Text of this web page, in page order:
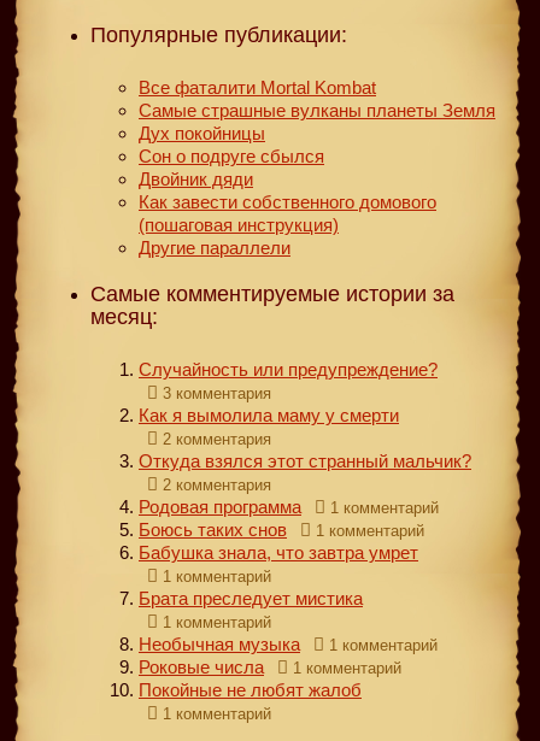
Популярные публикации:
Все фаталити Mortal Kombat
Самые страшные вулканы планеты Земля
Дух покойницы
Сон о подруге сбылся
Двойник дяди
Как завести собственного домового
(пошаговая инструкция)
Другие параллели
Самые комментируемые истории за
месяц:
Случайность или предупреждение?
3 комментария
Как я вымолила маму у смерти
2 комментария
Откуда взялся этот странный мальчик?
2 комментария
Родовая программа 1 комментарий
Боюсь таких снов 1 комментарий
Бабушка знала, что завтра умрет
1 комментарий
Брата преследует мистика
1 комментарий
Необычная музыка 1 комментарий
Роковые числа 1 комментарий
Покойные не любят жалоб
1 комментарий